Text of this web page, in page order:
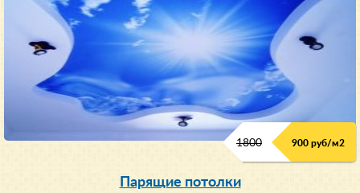
1800 900 руб/м2
Парящие потолки